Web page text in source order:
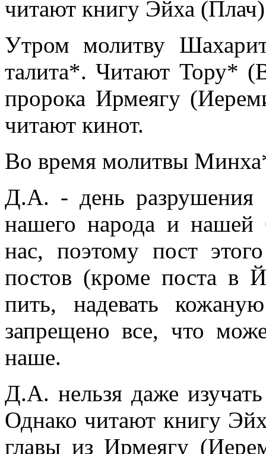
читают книгу Эйха
Утром молитву
талита*. Читают Тору*
пророка Ирмеягу
читают кинот.
Во время молитвы
Д.А. - день разрушения
нашего народа и нашей
нас, поэтому пост
постов (кроме поста в
пить, надевать
запрещено все, что
наше.
Д.А. нельзя даже
Однако читают книгу
главы из Ирмеягу